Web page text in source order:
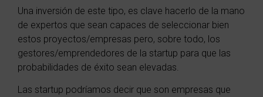
Una inversión de este tipo, es clave hacerlo de la mano
de expertos que sean capaces de seleccionar bien
estos proyectos/empresas pero, sobre todo, los
gestores/emprendedores de la startup para que las
probabilidades de éxito sean elevadas.
Las startup podríamos decir que son empresas que